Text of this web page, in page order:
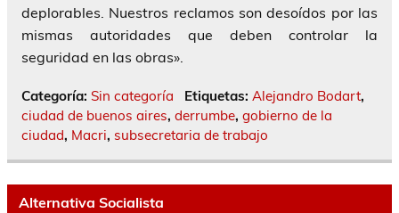
deplorables. Nuestros reclamos son desoídos por las
mismas autoridades que deben controlar la
seguridad en las obras».
Categoría: Sin categoría Etiquetas: Alejandro Bodart,
ciudad de buenos aires, derrumbe, gobierno de la
ciudad, Macri, subsecretaria de trabajo
Alternativa Socialista